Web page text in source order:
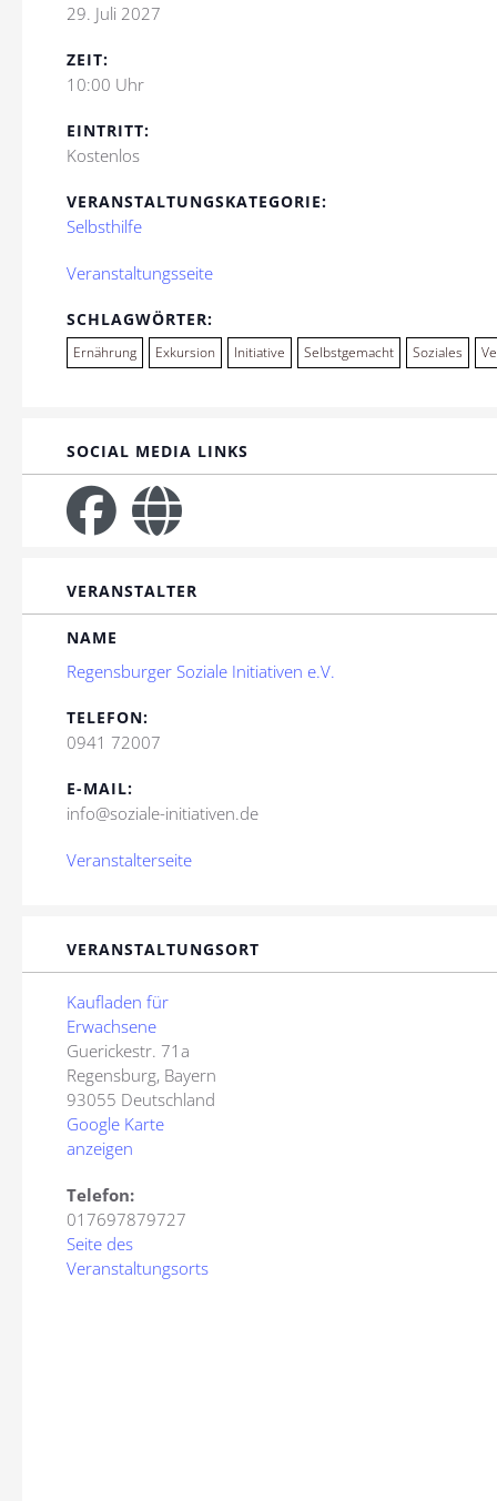
29. Juli 2027
ZEIT:
10:00 Uhr
EINTRITT:
Kostenlos
VERANSTALTUNGSKATEGORIE:
Selbsthilfe
Veranstaltungsseite
SCHLAGWÖRTER:
Ernährung Exkursion Initiative Selbstgemacht Soziales
SOCIAL MEDIA LINKS
VERANSTALTER
NAME
Regensburger Soziale Initiativen e.V.
TELEFON:
0941 72007
E-MAIL:
info@soziale-initiativen.de
Veranstalterseite
VERANSTALTUNGSORT
Kaufladen für
Erwachsene
Guerickestr. 71a
Regensburg, Bayern
93055 Deutschland
Google Karte
anzeigen
Telefon:
017697879727
Seite des
Veranstaltungsorts